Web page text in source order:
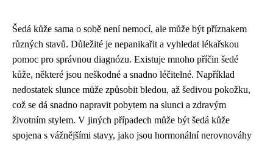
Šedá kůže sama o sobě není nemocí, ale může být příznakem
různých stavů. Důležité je nepanikařit a vyhledat lékařskou
pomoc pro správnou diagnózu. Existuje mnoho příčin šedé
kůže, některé jsou neškodné a snadno léčitelné. Například
nedostatek slunce může způsobit bledou, až šedivou pokožku,
což se dá snadno napravit pobytem na slunci a zdravým
životním stylem. V jiných případech může být šedá kůže
spojena s vážnějšími stavy, jako jsou hormonální nerovnováhy